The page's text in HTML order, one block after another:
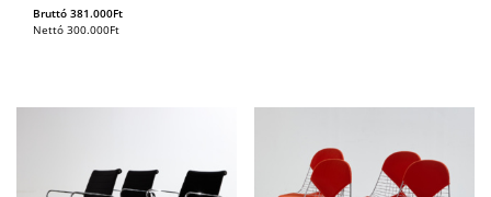
Bruttó 381.000Ft
Nettó 300.000Ft